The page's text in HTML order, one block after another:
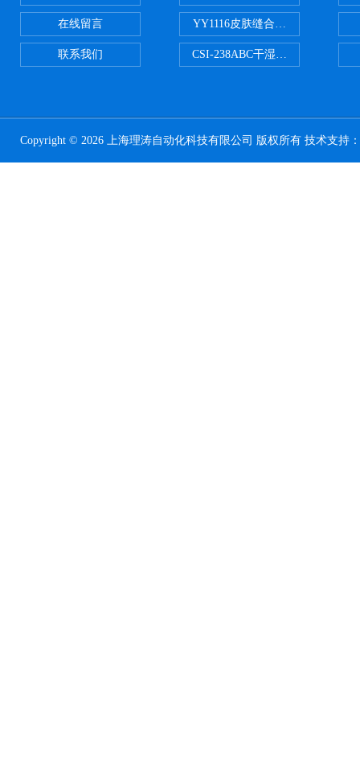
在线留言
联系我们
YY1116皮肤缝合线线径测量仪
CSI-238ABC干湿电动摩擦色牢度
Copyright © 2026 上海理涛自动化科技有限公司 版权所有 技术支持：